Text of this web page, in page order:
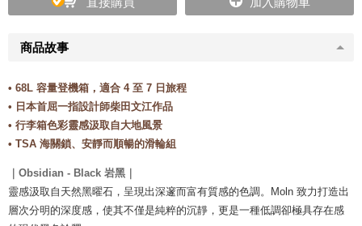
商品故事
• 68L 容量登機箱，適合 4 至 7 日旅程
• 日本首屈一指設計師柴田文江作品
• 行李箱色彩靈感汲取自大地風景
• TSA 海關鎖、安靜而順暢的滑輪組
｜Obsidian - Black 岩黑｜
靈感汲取自天然黑曜石，呈現出深邃而富有質感的色調。Moln 致力打造出
層次分明的深度感，使其不僅是純粹的沉靜，更是一種低調卻極具存在感